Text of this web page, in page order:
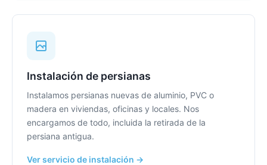
Instalación de persianas
Instalamos persianas nuevas de aluminio, PVC o
madera en viviendas, oficinas y locales. Nos
encargamos de todo, incluida la retirada de la
persiana antigua.
Ver servicio de instalación →